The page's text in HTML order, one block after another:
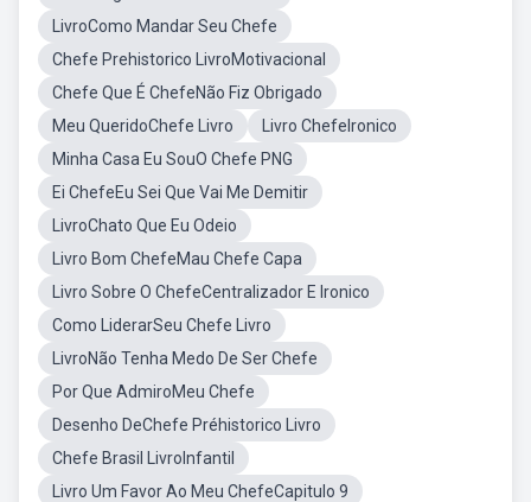
LivroComo Mandar Seu Chefe
Chefe Prehistorico LivroMotivacional
Chefe Que É ChefeNão Fiz Obrigado
Meu QueridoChefe Livro
Livro ChefeIronico
Minha Casa Eu SouO Chefe PNG
Ei ChefeEu Sei Que Vai Me Demitir
LivroChato Que Eu Odeio
Livro Bom ChefeMau Chefe Capa
Livro Sobre O ChefeCentralizador E Ironico
Como LiderarSeu Chefe Livro
LivroNão Tenha Medo De Ser Chefe
Por Que AdmiroMeu Chefe
Desenho DeChefe Préhistorico Livro
Chefe Brasil LivroInfantil
Livro Um Favor Ao Meu ChefeCapitulo 9